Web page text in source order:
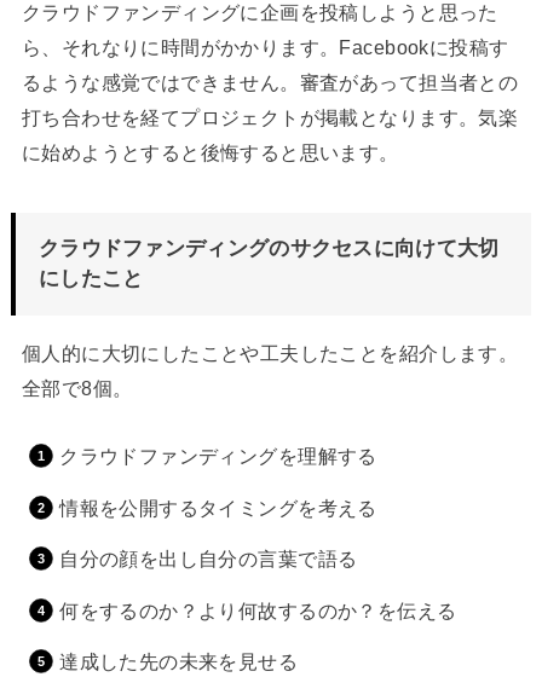
クラウドファンディングに企画を投稿しようと思った
ら、それなりに時間がかかります。Facebookに投稿す
るような感覚ではできません。審査があって担当者との
打ち合わせを経てプロジェクトが掲載となります。気楽
に始めようとすると後悔すると思います。
クラウドファンディングのサクセスに向けて大切
にしたこと
個人的に大切にしたことや工夫したことを紹介します。
全部で8個。
クラウドファンディングを理解する
情報を公開するタイミングを考える
自分の顔を出し自分の言葉で語る
何をするのか？より何故するのか？を伝える
達成した先の未来を見せる